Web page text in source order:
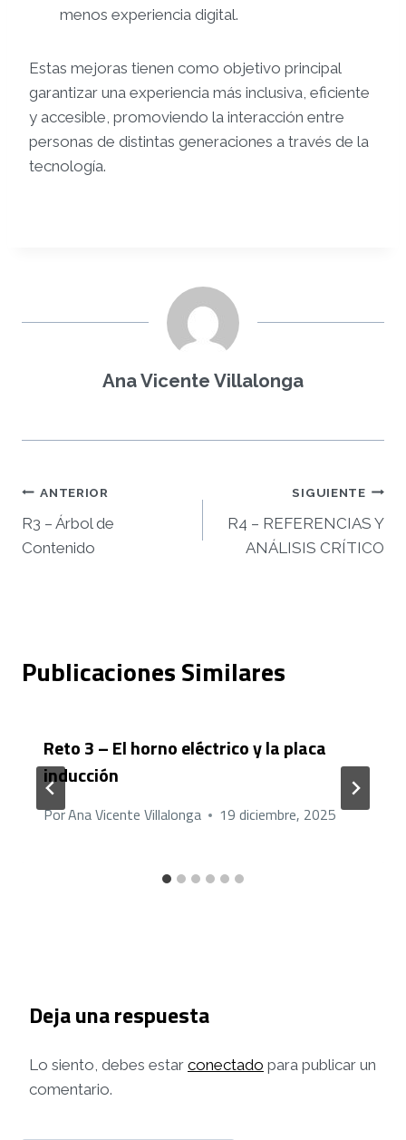
menos experiencia digital.
Estas mejoras tienen como objetivo principal
garantizar una experiencia más inclusiva, eficiente
y accesible, promoviendo la interacción entre
personas de distintas generaciones a través de la
tecnología.
Ana Vicente Villalonga
Navegación
de
ANTERIOR
R3 – Árbol de
Contenido
SIGUIENTE
R4 – REFERENCIAS Y
ANÁLISIS CRÍTICO
Publicaciones Similares
Reto 3 – El horno eléctrico y la placa
inducción
PorAna Vicente Villalonga 19 diciembre, 2025
Deja una respuesta
Lo siento, debes estar conectado para publicar un
comentario.